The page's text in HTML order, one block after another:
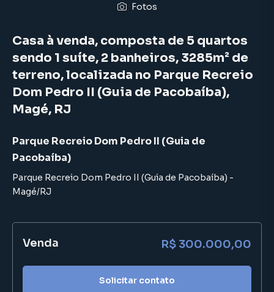
Fotos
Casa à venda, composta de 5 quartos
sendo 1 suíte, 2 banheiros, 3285m² de
terreno, localizada no Parque Recreio
Dom Pedro II (Guia de Pacobaíba),
Magé, RJ
Parque Recreio Dom Pedro II (Guia de
Pacobaíba)
Parque Recreio Dom Pedro II (Guia de Pacobaíba) -
Magé/RJ
Venda R$ 300.000,00
Solicitar contato